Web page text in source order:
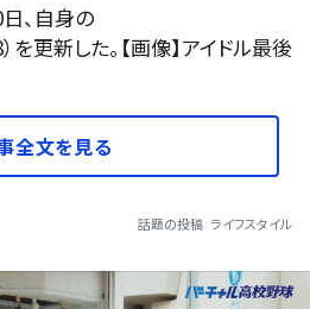
、自身の
更新した。【画像】アイドル最後
全文を見る
話題の投稿 ライフスタイル